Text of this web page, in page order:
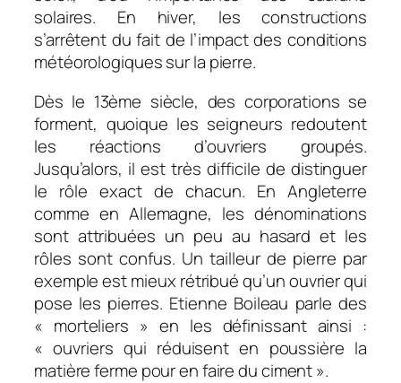
solaires. En hiver, les constructions
s’arrêtent du fait de l’impact des conditions
météorologiques sur la pierre.
Dès le 13ème siècle, des corporations se
forment, quoique les seigneurs redoutent
les réactions d’ouvriers groupés.
Jusqu’alors, il est très difficile de distinguer
le rôle exact de chacun. En Angleterre
comme en Allemagne, les dénominations
sont attribuées un peu au hasard et les
rôles sont confus. Un tailleur de pierre par
exemple est mieux rétribué qu’un ouvrier qui
pose les pierres. Etienne Boileau parle des
« morteliers » en les définissant ainsi :
« ouvriers qui réduisent en poussière la
matière ferme pour en faire du ciment ».